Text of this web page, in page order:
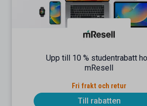
Upp till 10 % studentrabatt
mResell
Fri frakt och retur
Till rabatten